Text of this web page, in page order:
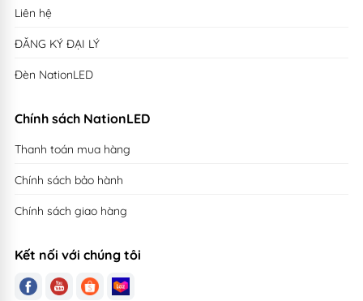
Liên hệ
ĐĂNG KÝ ĐẠI LÝ
Đèn NationLED
Chính sách NationLED
Thanh toán mua hàng
Chính sách bảo hành
Chính sách giao hàng
Kết nối với chúng tôi